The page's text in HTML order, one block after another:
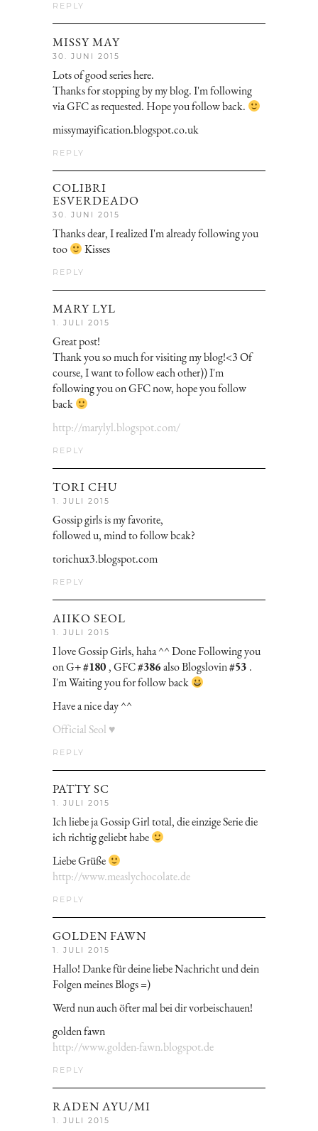
REPLY
MISSY MAY
30. JUNI 2015
Lots of good series here.
Thanks for stopping by my blog. I'm following
via GFC as requested. Hope you follow back.
missymayification.blogspot.co.uk
REPLY
COLIBRI
ESVERDEADO
30. JUNI 2015
Thanks dear, I realized I'm already following you
too
Kisses
REPLY
MARY LYL
1. JULI 2015
Great post!
Thank you so much for visiting my blog!<3 Of
course, I want to follow each other)) I'm
following you on GFC now, hope you follow
back
http://marylyl.blogspot.com/
REPLY
TORI CHU
1. JULI 2015
Gossip girls is my favorite,
followed u, mind to follow bcak?
torichux3.blogspot.com
REPLY
AIIKO SEOL
1. JULI 2015
I love Gossip Girls, haha ^^ Done Following you
on G+#180, GFC#386also Blogslovin#53 .
I'm Waiting you for follow back
Have a nice day ^^
Official Seol ♥
REPLY
PATTY SC
1. JULI 2015
Ich liebe ja Gossip Girl total, die einzige Serie die
ich richtig geliebt habe
Liebe Grüße
http://www.measlychocolate.de
REPLY
GOLDEN FAWN
1. JULI 2015
Hallo! Danke für deine liebe Nachricht und dein
Folgen meines Blogs =)
Werd nun auch öfter mal bei dir vorbeischauen!
golden fawn
http://www.golden-fawn.blogspot.de
REPLY
RADEN AYU/MI
1. JULI 2015